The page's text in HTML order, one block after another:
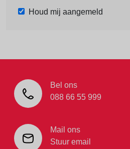
Houd mij aangemeld
Bel ons
088 66 55 999
Mail ons
Stuur email